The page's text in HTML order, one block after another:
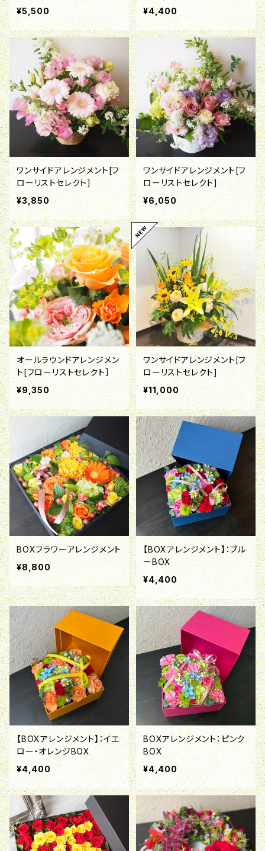
ア】
¥5,500
¥4,400
ワンサイドアレンジメント[フ
ローリストセレクト]
¥3,850
ワンサイドアレンジメント[フ
ローリストセレクト]
¥6,050
オールラウンドアレンジメン
ト[フローリストセレクト］
¥9,350
ワンサイドアレンジメント[フ
ローリストセレクト]
¥11,000
BOXフラワーアレンジメント
¥8,800
【BOXアレンジメント】：ブル
ーBOX
¥4,400
【BOXアレンジメント】：イエ
ロー・オレンジBOX
¥4,400
BOXアレンジメント：ピンク
BOX
¥4,400